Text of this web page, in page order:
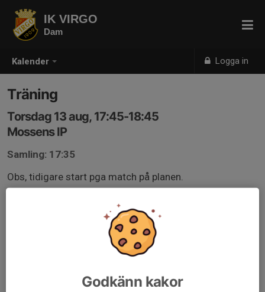
Kalender Logga in
IK VIRGO
Dam
Träning
Torsdag 13 aug, 17:45-18:45
Mossens IP
Samling: 17:35
Obs, tidigare start pga match på planen.
Anmälan är öppen för lagets medlemmar.
Godkänn kakor